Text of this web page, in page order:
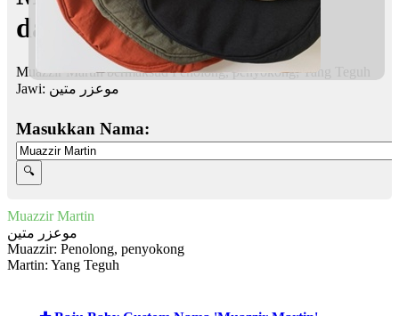
dalam Islam
Muazzir Martin bermaksud Penolong, penyokong; Yang Teguh
Jawi: موعزر متين
Masukkan Nama:
Muazzir Martin
موعزر متين
Muazzir: Penolong, penyokong
Martin: Yang Teguh